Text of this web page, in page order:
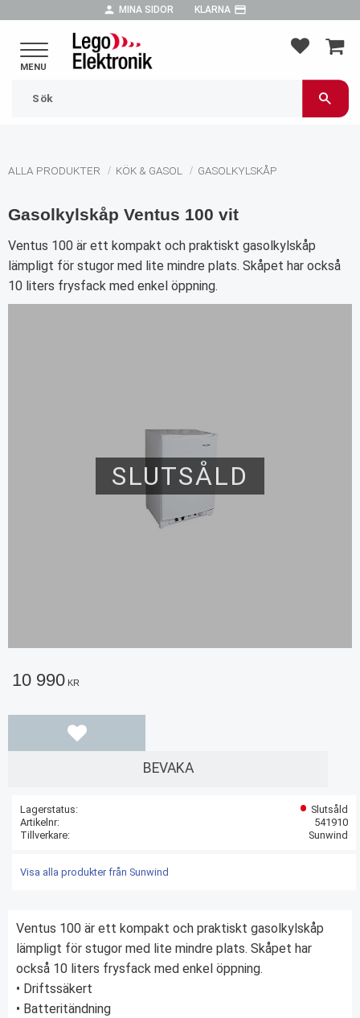
person MINA SIDOR KLARNA payment
ALLA PRODUKTER KÖK & GASOL GASOLKYLSKÅP
Gasolkylskåp Ventus 100 vit
Ventus 100 är ett kompakt och praktiskt gasolkylskåp
lämpligt för stugor med lite mindre plats. Skåpet har också
10 liters frysfack med enkel öppning.
SLUTSÅLD
10 990 KR
Lägg till i favoriter
BEVAKA
Lagerstatus
Slutsåld
Artikelnr
541910
Tillverkare
Sunwind
Visa alla produkter från Sunwind
Ventus 100 är ett kompakt och praktiskt gasolkylskåp
lämpligt för stugor med lite mindre plats. Skåpet har
också 10 liters frysfack med enkel öppning.
• Driftssäkert
• Batteritändning